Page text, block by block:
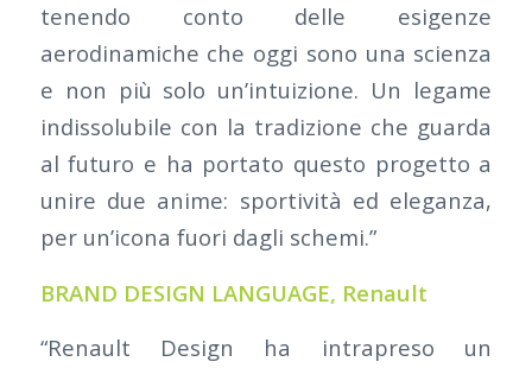
tenendo conto delle esigenze
aerodinamiche che oggi sono una scienza
e non più solo un’intuizione. Un legame
indissolubile con la tradizione che guarda
al futuro e ha portato questo progetto a
unire due anime: sportività ed eleganza,
per un’icona fuori dagli schemi.”
BRAND DESIGN LANGUAGE, Renault
“Renault Design ha intrapreso un